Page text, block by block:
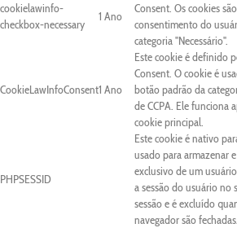
cookielawinfo-
checkbox-necessary
1 Ano
Consent. Os cookies
consentimento do
categoria "Necessário".
CookieLawInfoConsent1 Ano
Este cookie é definido
Consent. O cookie é
botão padrão da
de CCPA. Ele funciona
cookie principal.
PHPSESSID
Este cookie é nativo
usado para armazenar
exclusivo de um
a sessão do usuário no
sessão e é excluído
navegador são fechadas.